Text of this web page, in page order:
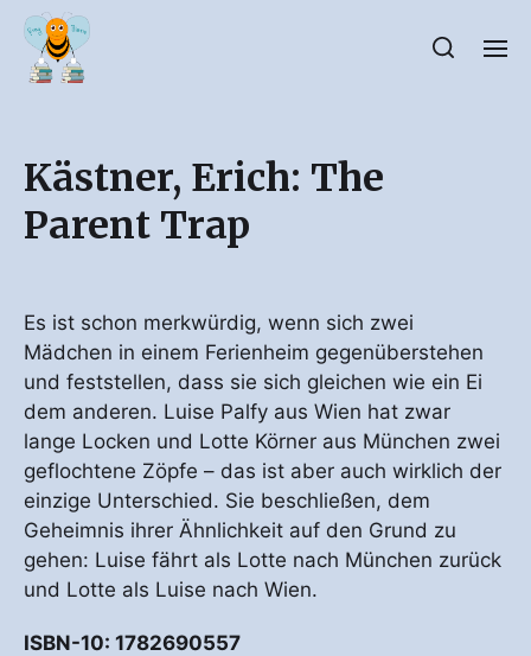
Kästner, Erich: The
Parent Trap
Es ist schon merkwürdig, wenn sich zwei
Mädchen in einem Ferienheim gegenüberstehen
und feststellen, dass sie sich gleichen wie ein Ei
dem anderen. Luise Palfy aus Wien hat zwar
lange Locken und Lotte Körner aus München zwei
geflochtene Zöpfe – das ist aber auch wirklich der
einzige Unterschied. Sie beschließen, dem
Geheimnis ihrer Ähnlichkeit auf den Grund zu
gehen: Luise fährt als Lotte nach München zurück
und Lotte als Luise nach Wien.
ISBN-10: 1782690557